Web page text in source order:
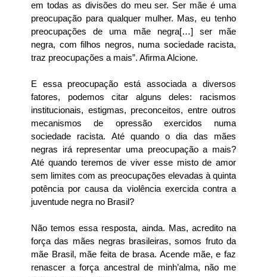
em todas as divisões do meu ser. Ser mãe é uma
preocupação para qualquer mulher. Mas, eu tenho
preocupações de uma mãe negra[…] ser mãe
negra, com filhos negros, numa sociedade racista,
traz preocupações a mais”. Afirma Alcione.
E essa preocupação está associada a diversos
fatores, podemos citar alguns deles: racismos
institucionais, estigmas, preconceitos, entre outros
mecanismos de opressão exercidos numa
sociedade racista. Até quando o dia das mães
negras irá representar uma preocupação a mais?
Até quando teremos de viver esse misto de amor
sem limites com as preocupações elevadas à quinta
potência por causa da violência exercida contra a
juventude negra no Brasil?
Não temos essa resposta, ainda. Mas, acredito na
força das mães negras brasileiras, somos fruto da
mãe Brasil, mãe feita de brasa. Acende mãe, e faz
renascer a força ancestral de minh’alma, não me